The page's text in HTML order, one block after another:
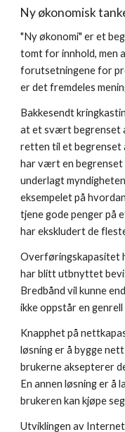
Ny økonomisk
"Ny økonomi" er et
tomt for innhold, men
forutsetningene for
er det fremdeles
Bakkesendt
at et svært begrenset
retten til et begrenset
har vært en
underlagt
eksempelet på
tjene gode penger på
har ekskludert de
Overføringskapasitet
har blitt utbnyttet
Bredbånd vil kunne
ikke oppstår en
Knapphet på
løsning er å bygge
brukerne aksepterer
En annen løsning er å
brukeren kan kjøpe
Utviklingen av